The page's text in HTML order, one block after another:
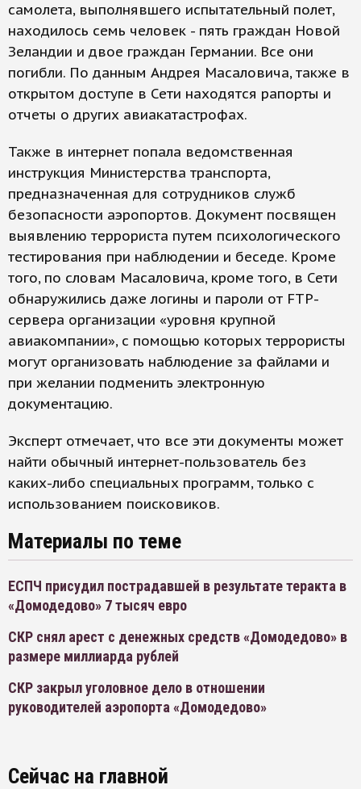
самолета, выполнявшего испытательный полет,
находилось семь человек - пять граждан Новой
Зеландии и двое граждан Германии. Все они
погибли. По данным Андрея Масаловича, также в
открытом доступе в Сети находятся рапорты и
отчеты о других авиакатастрофах.
Также в интернет попала ведомственная
инструкция Министерства транспорта,
предназначенная для сотрудников служб
безопасности аэропортов. Документ посвящен
выявлению террориста путем психологического
тестирования при наблюдении и беседе. Кроме
того, по словам Масаловича, кроме того, в Сети
обнаружились даже логины и пароли от FTP-
сервера организации «уровня крупной
авиакомпании», с помощью которых террористы
могут организовать наблюдение за файлами и
при желании подменить электронную
документацию.
Эксперт отмечает, что все эти документы может
найти обычный интернет-пользователь без
каких-либо специальных программ, только с
использованием поисковиков.
Материалы по теме
ЕСПЧ присудил пострадавшей в результате теракта в
«Домодедово» 7 тысяч евро
СКР снял арест с денежных средств «Домодедово» в
размере миллиарда рублей
СКР закрыл уголовное дело в отношении
руководителей аэропорта «Домодедово»
Сейчас на главной